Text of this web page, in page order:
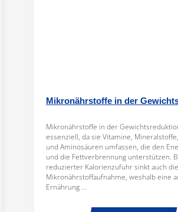
Mikronährstoffe in der
Mikronährstoffe in der
essenziell, da sie Vitamine,
und Aminosäuren umfassen, die den
und die Fettverbrennung unterstützen.
reduzierter Kalorienzufuhr sinkt auch die
Mikronährstoffaufnahme, weshalb eine
Ernährung ...